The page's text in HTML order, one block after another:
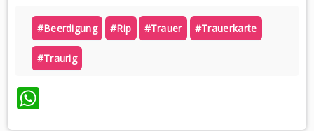
#beerdigung #rip #trauer #trauerkarte
#traurig
WhatsApp